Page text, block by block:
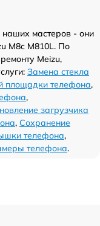
мастеров - они
M8c M810L. По
Meizu,
Замена стекла
площадки телефона,
,
загрузчика
, Сохранение
телефона,
телефона.